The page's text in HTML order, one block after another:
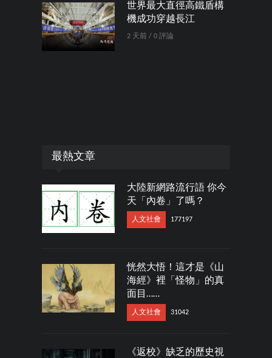
世界最大直徑高鐵盾構
機成功穿越長江
2 天前 / 0 評論
最熱文章
大陸新網路流行語 你今
天「內卷」了嗎？
人文社會 177197
恍然大悟！這才是《山
海經》裡「怪物」的真
面目……
人文社會 31042
《返校》缺乏的歷史視